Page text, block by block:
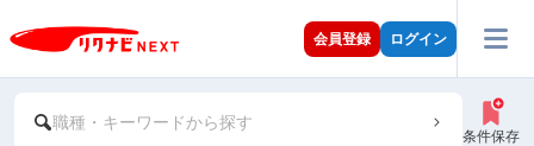
会員登録 ログイン
職種・キーワードから探す
条件保存